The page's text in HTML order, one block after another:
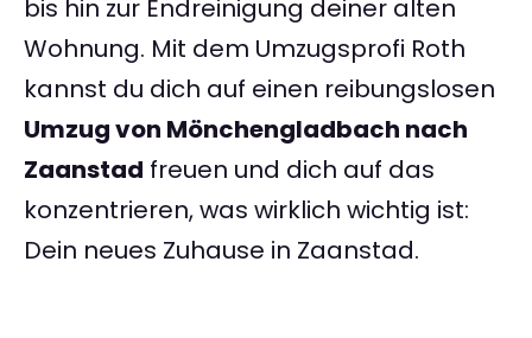
bis hin zur Endreinigung deiner alten
Wohnung. Mit dem Umzugsprofi Roth
kannst du dich auf einen reibungslosen
Umzug von Mönchengladbach nach
Zaanstad freuen und dich auf das
konzentrieren, was wirklich wichtig ist:
Dein neues Zuhause in Zaanstad.